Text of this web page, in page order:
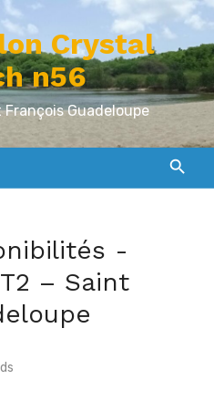
Crystal
n56
Guadeloupe
-
– Saint